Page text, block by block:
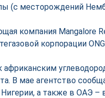
(с месторождений
компания Mangalore
корпорации
В мае агентство
Нигерии, а также в ОАЭ